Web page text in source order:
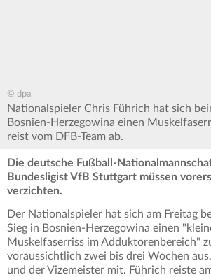
© dpa
Nationalspieler Chris Führich hat sich
Bosnien-Herzegowina einen
reist vom DFB-Team ab.
Die deutsche Fußball-
Bundesligist VfB Stuttgart müssen
verzichten.
Der Nationalspieler hat sich am Freitag
Sieg in Bosnien-Herzegowina einen
Muskelfaserriss im Adduktorenbereich"
voraussichtlich zwei bis drei Wochen
und der Vizemeister mit. Führich reiste